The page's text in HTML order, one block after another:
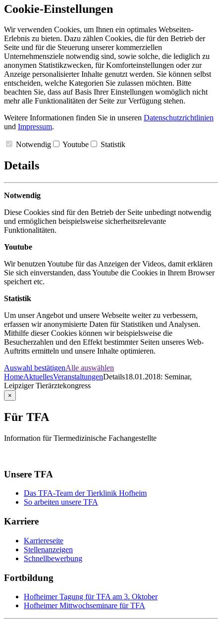
Cookie-Einstellungen
Wir verwenden Cookies, um Ihnen ein optimales Webseiten-
Erlebnis zu bieten. Dazu zählen Cookies, die für den Betrieb der
Seite und für die Steuerung unserer kommerziellen
Unternehmensziele notwendig sind, sowie solche, die lediglich zu
anonymen Statistikzwecken, für Komforteinstellungen oder zur
Anzeige personalisierter Inhalte genutzt werden. Sie können selbst
entscheiden, welche Kategorien Sie zulassen möchten. Bitte
beachten Sie, dass auf Basis Ihrer Einstellungen womöglich nicht
mehr alle Funktionalitäten der Seite zur Verfügung stehen.
Weitere Informationen finden Sie in unseren Datenschutzrichtlinien
und Impressum.
Notwendig Youtube Statistik
Details
Notwendig
Diese Cookies sind für den Betrieb der Seite unbedingt notwendig
und ermöglichen beispielsweise sicherheitsrelevante
Funktionalitäten.
Youtube
Wir benutzen Youtube für das Anzeigen der Videos, damit erklären
Sie sich einverstanden, dass Youtube die Cookies in Ihrem Browser
speichert etc.
Statistik
Um unser Angebot und unsere Webseite weiter zu verbessern,
erfassen wir anonymisierte Daten für Statistiken und Analysen.
Mithilfe dieser Cookies können wir beispielsweise die
Besucherzahlen und den Effekt bestimmter Seiten unseres Web-
Auftritts ermitteln und unsere Inhalte optimieren.
Auswahl bestätigenAlle auswählen
HomeAktuellesVeranstaltungenDetails18.01.2018: Seminar,
Leipziger Tierärztekongress
×
Für TFA
Information für Tiermedizinische Fachangestellte
Unsere TFA
Das TFA-Team der Tierklinik Hofheim
So arbeiten unsere TFA
Karriere
Karriereseite
Stellenanzeigen
Schnellbewerbung
Fortbildung
Hofheimer Tagung für TFA am 3. Oktober
Hofheimer Mittwochseminare für TFA